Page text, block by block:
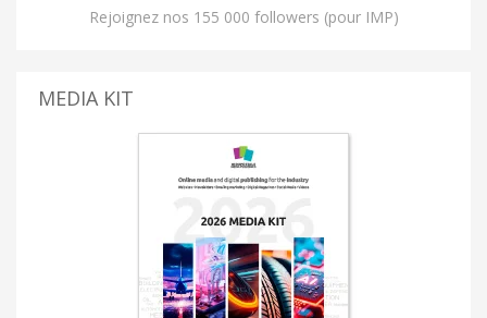
Rejoignez nos 155 000 followers (pour IMP)
MEDIA KIT